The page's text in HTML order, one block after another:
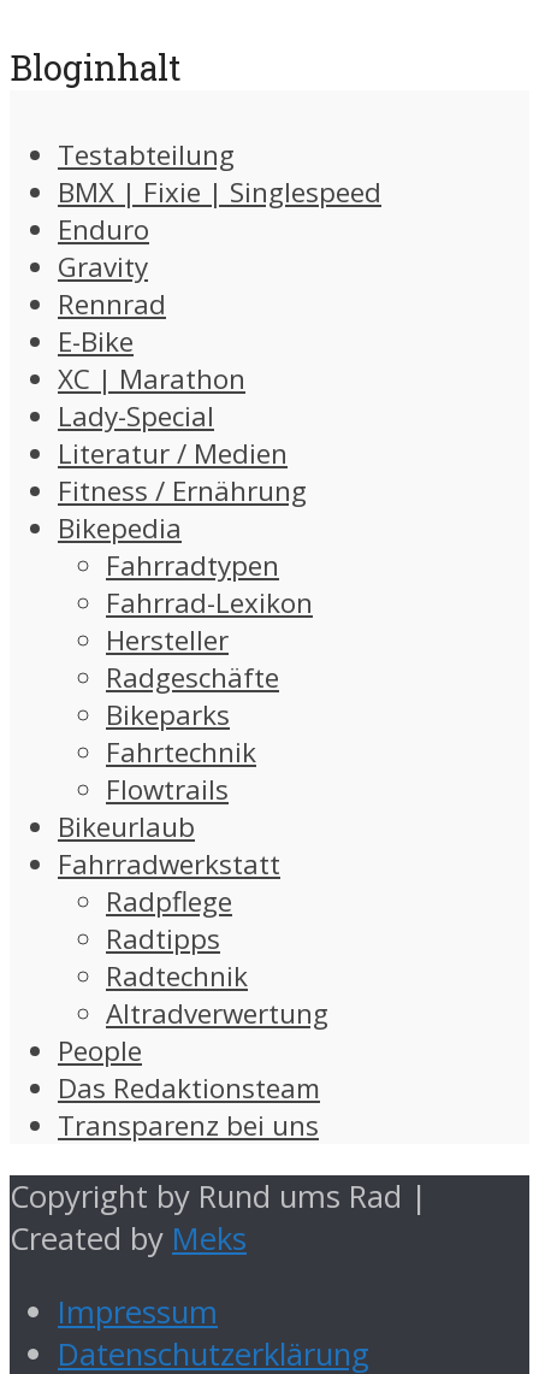
Bloginhalt
Testabteilung
BMX | Fixie | Singlespeed
Enduro
Gravity
Rennrad
E-Bike
XC | Marathon
Lady-Special
Literatur / Medien
Fitness / Ernährung
Bikepedia
Fahrradtypen
Fahrrad-Lexikon
Hersteller
Radgeschäfte
Bikeparks
Fahrtechnik
Flowtrails
Bikeurlaub
Fahrradwerkstatt
Radpflege
Radtipps
Radtechnik
Altradverwertung
People
Das Redaktionsteam
Transparenz bei uns
Copyright by Rund ums Rad |
Created by Meks
Impressum
Datenschutzerklärung